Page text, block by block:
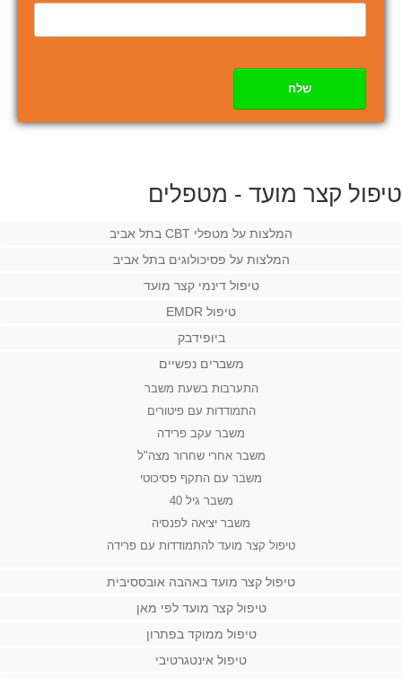
שלח
טיפול קצר מועד - מטפלים
המלצות על מטפלי CBT בתל אביב
המלצות על פסיכולוגים בתל אביב
טיפול דינמי קצר מועד
טיפול EMDR
ביופידבק
משברים נפשיים
התערבות בשעת משבר
התמודדות עם פיטורים
משבר עקב פרידה
משבר אחרי שחרור מצה"ל
משבר עם התקף פסיכוטי
משבר גיל 40
משבר יציאה לפנסיה
טיפול קצר מועד להתמודדות עם פרידה
טיפול קצר מועד באהבה אובססיבית
טיפול קצר מועד לפי מאן
טיפול ממוקד בפתרון
טיפול אינטגרטיבי